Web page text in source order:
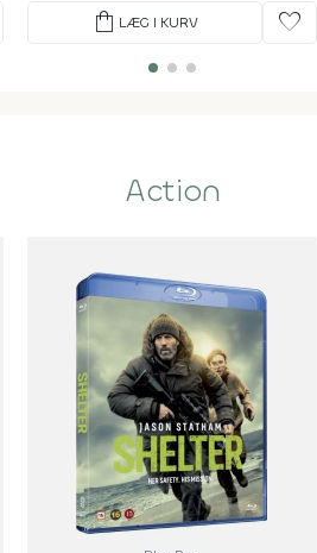
shopping_bag LÆG I KURV favorite
Action